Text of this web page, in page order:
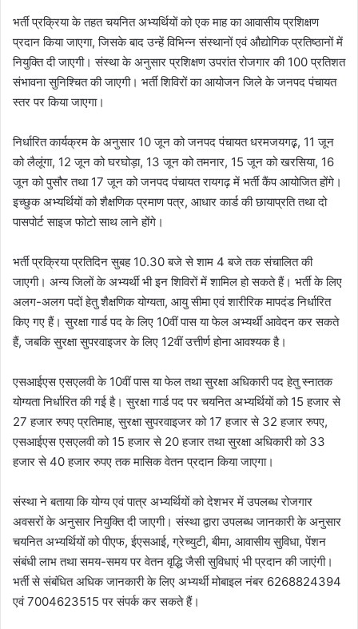
भर्ती प्रक्रिया के तहत चयनित अभ्यर्थियों को एक माह का आवासीय प्रशिक्षण
प्रदान किया जाएगा, जिसके बाद उन्हें विभिन्न संस्थानों एवं औद्योगिक प्रतिष्ठानों में
नियुक्ति दी जाएगी। संस्था के अनुसार प्रशिक्षण उपरांत रोजगार की 100 प्रतिशत
संभावना सुनिश्चित की जाएगी। भर्ती शिविरों का आयोजन जिले के जनपद पंचायत
स्तर पर किया जाएगा।
निर्धारित कार्यक्रम के अनुसार 10 जून को जनपद पंचायत धरमजयगढ़़, 11 जून
को लैलूंगा, 12 जून को घरघोड़ा, 13 जून को तमनार, 15 जून को खरसिया, 16
जून को पुसौर तथा 17 जून को जनपद पंचायत रायगढ़ में भर्ती कैंप आयोजित होंगे।
इच्छुक अभ्यर्थियों को शैक्षणिक प्रमाण पत्र, आधार कार्ड की छायाप्रति तथा दो
पासपोर्ट साइज फोटो साथ लाने होंगे।
भर्ती प्रक्रिया प्रतिदिन सुबह 10.30 बजे से शाम 4 बजे तक संचालित की
जाएगी। अन्य जिलों के अभ्यर्थी भी इन शिविरों में शामिल हो सकते हैं। भर्ती के लिए
अलग-अलग पदों हेतु शैक्षणिक योग्यता, आयु सीमा एवं शारीरिक मापदंड निर्धारित
किए गए हैं। सुरक्षा गार्ड पद के लिए 10वीं पास या फेल अभ्यर्थी आवेदन कर सकते
हैं, जबकि सुरक्षा सुपरवाइजर के लिए 12वीं उत्तीर्ण होना आवश्यक है।
एसआईएस एसएलवी के 10वीं पास या फेल तथा सुरक्षा अधिकारी पद हेतु स्नातक
योग्यता निर्धारित की गई है। सुरक्षा गार्ड पद पर चयनित अभ्यर्थियों को 15 हजार से
27 हजार रुपए प्रतिमाह, सुरक्षा सुपरवाइजर को 17 हजार से 32 हजार रुपए,
एसआईएस एसएलवी को 15 हजार से 20 हजार तथा सुरक्षा अधिकारी को 33
हजार से 40 हजार रुपए तक मासिक वेतन प्रदान किया जाएगा।
संस्था ने बताया कि योग्य एवं पात्र अभ्यर्थियों को देशभर में उपलब्ध रोजगार
अवसरों के अनुसार नियुक्ति दी जाएगी। संस्था द्वारा उपलब्ध जानकारी के अनुसार
चयनित अभ्यर्थियों को पीएफ, ईएसआई, ग्रेच्युटी, बीमा, आवासीय सुविधा, पेंशन
संबंधी लाभ तथा समय-समय पर वेतन वृद्धि जैसी सुविधाएं भी प्रदान की जाएंगी।
भर्ती से संबंधित अधिक जानकारी के लिए अभ्यर्थी मोबाइल नंबर 6268824394
एवं 7004623515 पर संपर्क कर सकते हैं।